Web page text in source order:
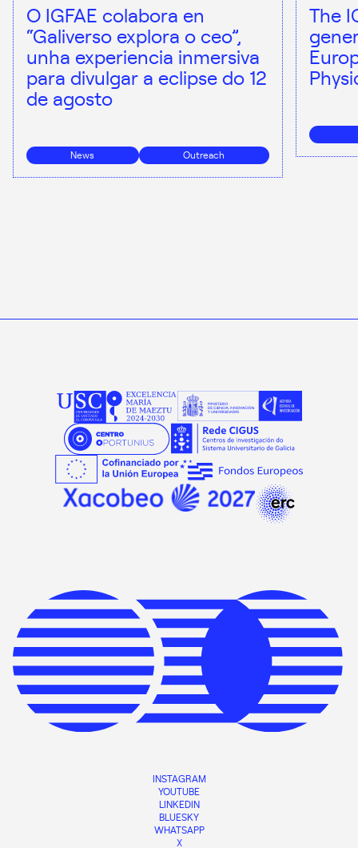
O IGFAE colabora en
“Galiverso explora o ceo”,
unha experiencia inmersiva
para divulgar a eclipse do 12
de agosto
News Outreach
The
INSTAGRAM
YOUTUBE
LINKEDIN
BLUESKY
WHATSAPP
X